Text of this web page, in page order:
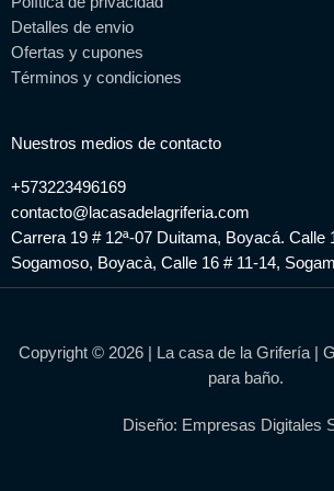
Detalles de envio
Ofertas y cupones
Términos y condiciones
Nuestros medios de contacto
+573223496169
contacto@lacasadelagriferia.com
Carrera 19 # 12ª-07 Duitama, Boyacá. Calle
Sogamoso, Boyacà, Calle 16 # 11-14,
Copyright © 2026 | La casa de la Grifería |
para baño.
Diseño: Empresas Digitales